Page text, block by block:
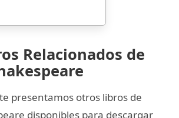
Relacionados de
presentamos otros libros de
disponibles para descargar